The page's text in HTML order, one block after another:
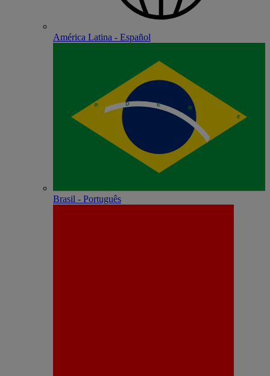
América Latina - Español
Brasil - Português